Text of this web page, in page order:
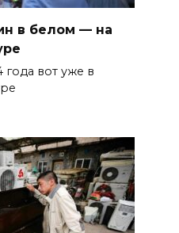
в белом — на
года вот уже в